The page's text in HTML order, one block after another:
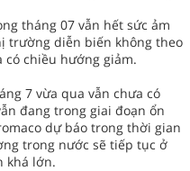
tháng 07 vẫn hết sức ảm
trường diễn biến không theo
có chiều hướng giảm.
7 vừa qua vẫn chưa có
đang trong giai đoạn ổn
dự báo trong thời gian
trong nước sẽ tiếp tục ở
khá lớn.